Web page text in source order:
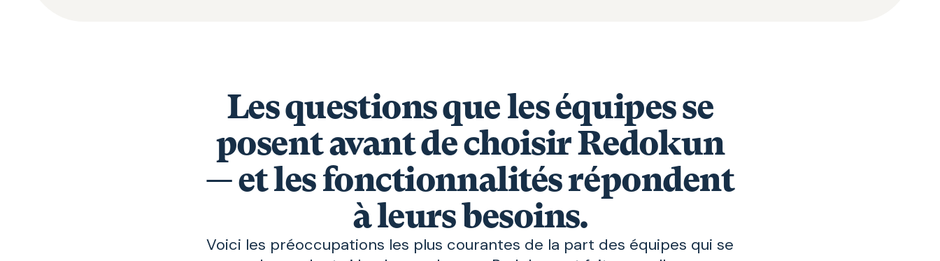
Les questions que les équipes se
posent avant de choisir Redokun
— et les fonctionnalités répondent
à leurs besoins.
Voici les préoccupations les plus courantes de la part des équipes qui se